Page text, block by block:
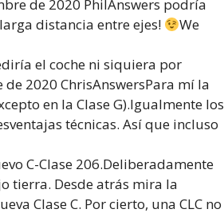
de 2020 PhilAnswers podría
distancia entre ejes!
We
el coche ni siquiera por
2020 ChrisAnswersPara mí la
en la Clase G).Igualmente los
técnicas. Así que incluso
C-Clase 206.Deliberadamente
tierra. Desde atrás mira la
Clase C. Por cierto, una CLC no